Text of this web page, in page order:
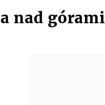
nad górami